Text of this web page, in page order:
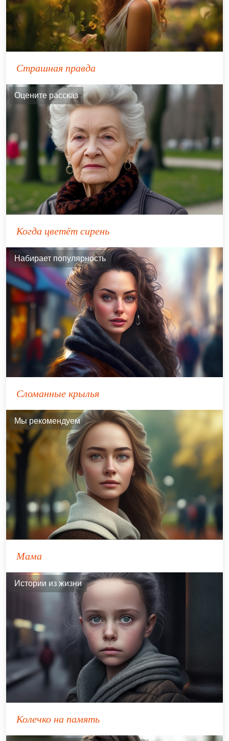
Страшная правда
Оцените рассказ
Когда цветёт сирень
Набирает популярность
Сломанные крылья
Мы рекомендуем
Мама
Истории из жизни
Колечко на память